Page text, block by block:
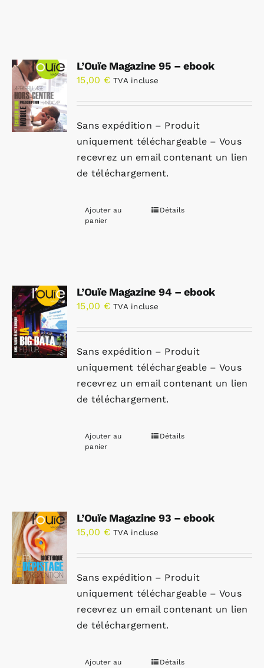
L’Ouïe Magazine 95 – ebook
15,00 € TVA incluse
Sans expédition – Produit
uniquement téléchargeable – Vous
recevrez un email contenant un lien
de téléchargement.
Ajouter au
panier
Détails
L’Ouïe Magazine 94 – ebook
15,00 € TVA incluse
Sans expédition – Produit
uniquement téléchargeable – Vous
recevrez un email contenant un lien
de téléchargement.
Ajouter au
panier
Détails
L’Ouïe Magazine 93 – ebook
15,00 € TVA incluse
Sans expédition – Produit
uniquement téléchargeable – Vous
recevrez un email contenant un lien
de téléchargement.
Ajouter au
Détails